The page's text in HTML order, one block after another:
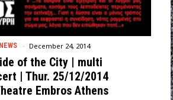
December 24, 2014
of the City | multi
| Thur. 25/12/2014
Embros Athens